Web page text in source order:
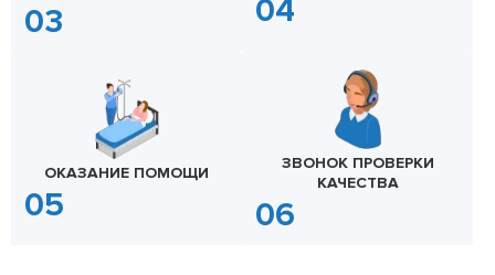
ОКАЗАНИЕ ПОМОЩИ
ЗВОНОК ПРОВЕРКИ
КАЧЕСТВА